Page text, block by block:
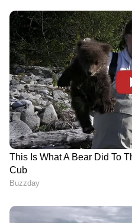
RECOMMENDED STORIES